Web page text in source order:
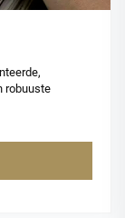
robuuste